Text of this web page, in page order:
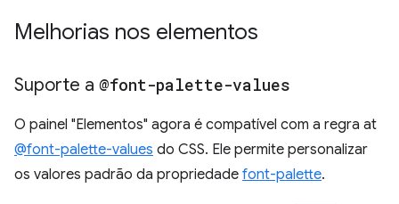
Melhorias nos elementos
Suporte a @font-palette-values
O painel "Elementos" agora é compatível com a regra at
@font-palette-values do CSS. Ele permite personalizar
os valores padrão da propriedade font-palette.